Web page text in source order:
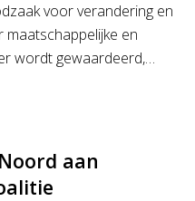
voor verandering en
en
wordt gewaardeerd,…
aan